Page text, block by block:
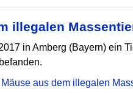
illegalen
in Amberg (Bayern) ein
aus dem illegalen